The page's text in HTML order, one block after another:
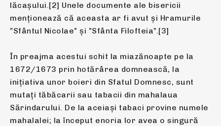
lăcașului.[2] Unele documente ale bisericii
menționează că aceasta ar fi avut și Hramurile
”Sfântul Nicolae” și ”Sfânta Filofteia”.[3]
În preajma acestui schit la miazănoapte pe la
1672/1673 prin hotărârea domnească, la
inițiativa unor boieri din Sfatul Domnesc, sunt
mutați tăbăcarii sau tabacii din mahalaua
Sărindarului. De la aceiași tabaci provine numele
mahalalei; la început enoria lor avea o singură